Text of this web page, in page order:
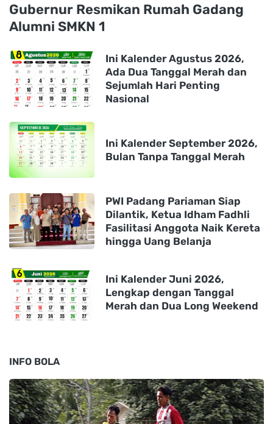
Gubernur Resmikan Rumah Gadang
Alumni SMKN 1
Ini Kalender Agustus 2026,
Ada Dua Tanggal Merah dan
Sejumlah Hari Penting
Nasional
Ini Kalender September 2026,
Bulan Tanpa Tanggal Merah
PWI Padang Pariaman Siap
Dilantik, Ketua Idham Fadhli
Fasilitasi Anggota Naik Kereta
hingga Uang Belanja
Ini Kalender Juni 2026,
Lengkap dengan Tanggal
Merah dan Dua Long Weekend
INFO BOLA